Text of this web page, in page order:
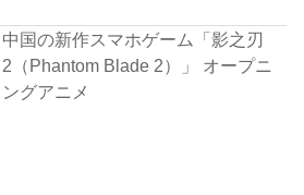
中国の新作スマホゲーム「影之刃
2（Phantom Blade 2）」 オープニ
ングアニメ